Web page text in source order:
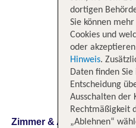
Zimmer & Angebote
dortigen
Sie können
Cookies und
oder
Hinweis.
Daten finden Sie
Entscheidung
Ausschalten
Rechtmäßigkeit
„Ablehnen“